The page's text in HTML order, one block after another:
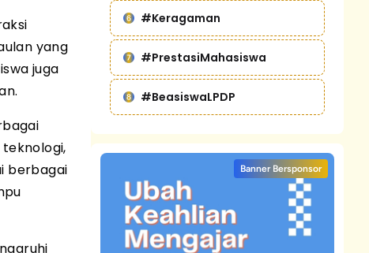
yang
juga
berbagai
#Keragaman
#PrestasiMahasiswa
#BeasiswaLPDP
Banner Bersponsor